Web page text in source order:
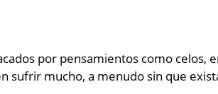
por pensamientos como celos,
sufrir mucho, a menudo sin que